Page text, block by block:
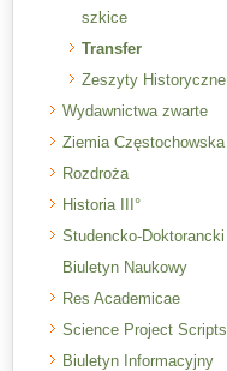
szkice
Transfer
Zeszyty Historyczne
Wydawnictwa zwarte
Ziemia Częstochowska
Rozdroża
Historia III°
Studencko-Doktorancki
Biuletyn Naukowy
Res Academicae
Science Project Scripts
Biuletyn Informacyjny